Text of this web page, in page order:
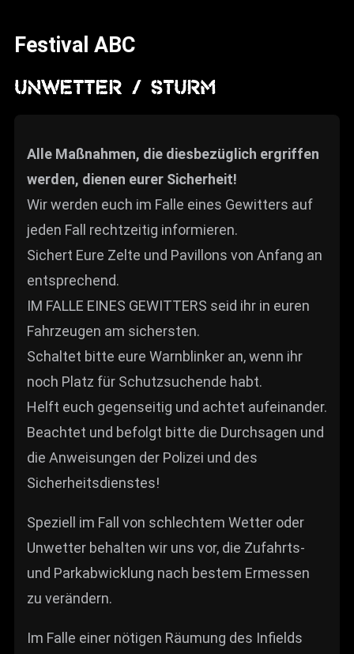
Info
Media
Kontakt
BARRIEREFREIHEIT
ONLINE
Rückblicke
Galerien
Festival ABC
UNWETTER / STURM
Alle Maßnahmen, die diesbezüglich ergriffen
werden, dienen eurer Sicherheit!
Wir werden euch im Falle eines Gewitters auf
jeden Fall rechtzeitig informieren.
Sichert Eure Zelte und Pavillons von Anfang an
entsprechend.
IM FALLE EINES GEWITTERS seid ihr in euren
Fahrzeugen am sichersten.
Schaltet bitte eure Warnblinker an, wenn ihr
noch Platz für Schutzsuchende habt.
Helft euch gegenseitig und achtet aufeinander.
Beachtet und befolgt bitte die Durchsagen und
die Anweisungen der Polizei und des
Sicherheitsdienstes!
Speziell im Fall von schlechtem Wetter oder
Unwetter behalten wir uns vor, die Zufahrts-
und Parkabwicklung nach bestem Ermessen
zu verändern.
Im Falle einer nötigen Räumung des Infields